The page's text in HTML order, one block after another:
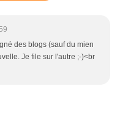
des blogs (sauf du mien
Je file sur l'autre ;-)<br